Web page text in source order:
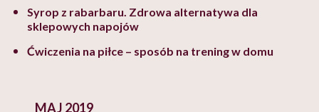
Syrop z rabarbaru. Zdrowa alternatywa dla
sklepowych napojów
Ćwiczenia na piłce – sposób na trening w domu
MAJ 2019